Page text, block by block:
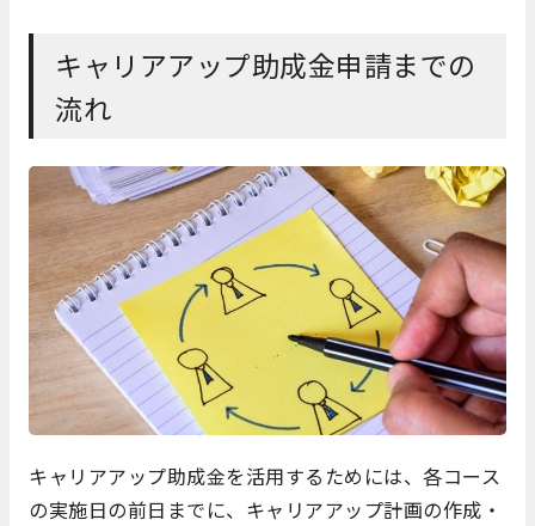
キャリアアップ助成金申請までの
流れ
キャリアアップ助成金を活用するためには、各コース
の実施日の前日までに、キャリアアップ計画の作成・